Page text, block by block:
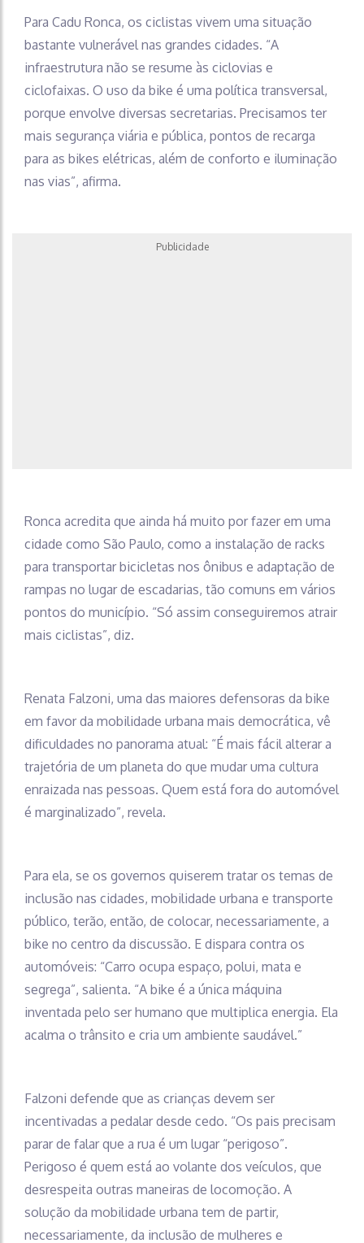
Para Cadu Ronca, os ciclistas vivem uma situação
bastante vulnerável nas grandes cidades. “A
infraestrutura não se resume às ciclovias e
ciclofaixas. O uso da bike é uma política transversal,
porque envolve diversas secretarias. Precisamos ter
mais segurança viária e pública, pontos de recarga
para as bikes elétricas, além de conforto e iluminação
nas vias”, afirma.
Publicidade
Ronca acredita que ainda há muito por fazer em uma
cidade como São Paulo, como a instalação de racks
para transportar bicicletas nos ônibus e adaptação de
rampas no lugar de escadarias, tão comuns em vários
pontos do município. “Só assim conseguiremos atrair
mais ciclistas”, diz.
Renata Falzoni, uma das maiores defensoras da bike
em favor da mobilidade urbana mais democrática, vê
dificuldades no panorama atual: “É mais fácil alterar a
trajetória de um planeta do que mudar uma cultura
enraizada nas pessoas. Quem está fora do automóvel
é marginalizado”, revela.
Para ela, se os governos quiserem tratar os temas de
inclusão nas cidades, mobilidade urbana e transporte
público, terão, então, de colocar, necessariamente, a
bike no centro da discussão. E dispara contra os
automóveis: “Carro ocupa espaço, polui, mata e
segrega”, salienta. “A bike é a única máquina
inventada pelo ser humano que multiplica energia. Ela
acalma o trânsito e cria um ambiente saudável.”
Falzoni defende que as crianças devem ser
incentivadas a pedalar desde cedo. “Os pais precisam
parar de falar que a rua é um lugar “perigoso”.
Perigoso é quem está ao volante dos veículos, que
desrespeita outras maneiras de locomoção. A
solução da mobilidade urbana tem de partir,
necessariamente, da inclusão de mulheres e